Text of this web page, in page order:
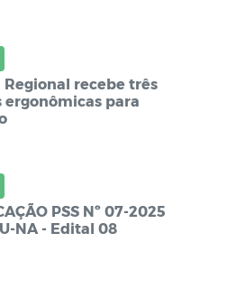
Regional recebe três
ergonômicas para
PSS Nº 07-2025
NA - Edital 08